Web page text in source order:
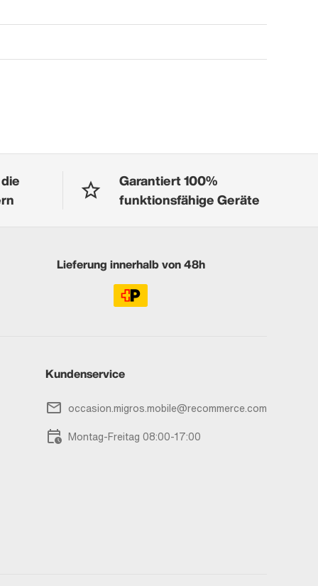
Garantiert 100%
funktionsfähige Geräte
Lieferung innerhalb von 48h
Kundenservice
occasion.migros.mobile@recommerce.com
Montag-Freitag 08:00-17:00